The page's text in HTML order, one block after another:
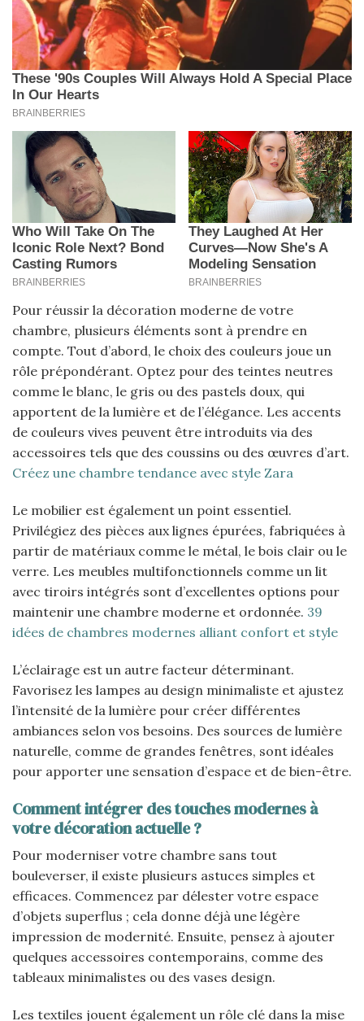
Pour réussir la décoration moderne de votre
chambre, plusieurs éléments sont à prendre en
compte. Tout d’abord, le choix des couleurs joue un
rôle prépondérant. Optez pour des teintes neutres
comme le blanc, le gris ou des pastels doux, qui
apportent de la lumière et de l’élégance. Les accents
de couleurs vives peuvent être introduits via des
accessoires tels que des coussins ou des œuvres d’art.
Créez une chambre tendance avec style Zara
Le mobilier est également un point essentiel.
Privilégiez des pièces aux lignes épurées, fabriquées à
partir de matériaux comme le métal, le bois clair ou le
verre. Les meubles multifonctionnels comme un lit
avec tiroirs intégrés sont d’excellentes options pour
maintenir une chambre moderne et ordonnée. 39
idées de chambres modernes alliant confort et style
L’éclairage est un autre facteur déterminant.
Favorisez les lampes au design minimaliste et ajustez
l’intensité de la lumière pour créer différentes
ambiances selon vos besoins. Des sources de lumière
naturelle, comme de grandes fenêtres, sont idéales
pour apporter une sensation d’espace et de bien-être.
Comment intégrer des touches modernes à
votre décoration actuelle ?
Pour moderniser votre chambre sans tout
bouleverser, il existe plusieurs astuces simples et
efficaces. Commencez par délester votre espace
d’objets superflus ; cela donne déjà une légère
impression de modernité. Ensuite, pensez à ajouter
quelques accessoires contemporains, comme des
tableaux minimalistes ou des vases design.
Les textiles jouent également un rôle clé dans la mise